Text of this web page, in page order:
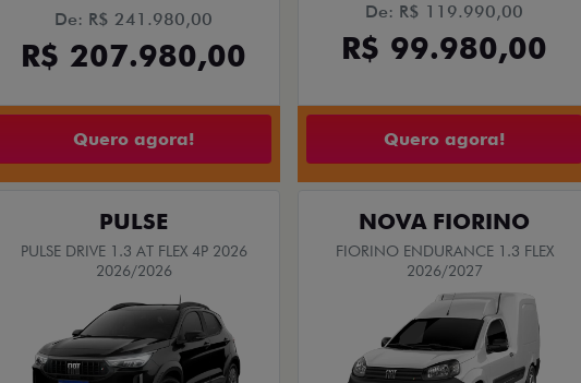
De: R$ 241.980,00
R$ 207.980,00
Quero agora!
De: R$ 119.990,00
R$ 99.980,00
Quero agora!
PULSE
PULSE DRIVE 1.3 AT FLEX 4P 2026
2026/2026
NOVA FIORINO
FIORINO ENDURANCE 1.3 FLEX
2026/2027